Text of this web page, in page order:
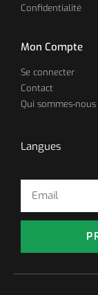
Confidentialité
Mon Compte
Se connecter
Contact
Qui sommes-nous
Langues